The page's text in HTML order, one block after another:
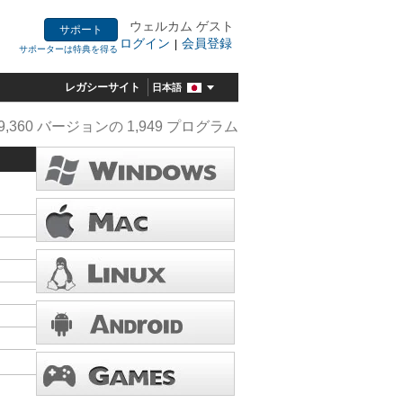
サポート
サポーターは特典を得る
ウェルカム ゲスト
ログイン | 会員登録
レガシーサイト 日本語
バージョンの 1,949 プログラム